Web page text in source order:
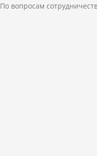
По вопросам